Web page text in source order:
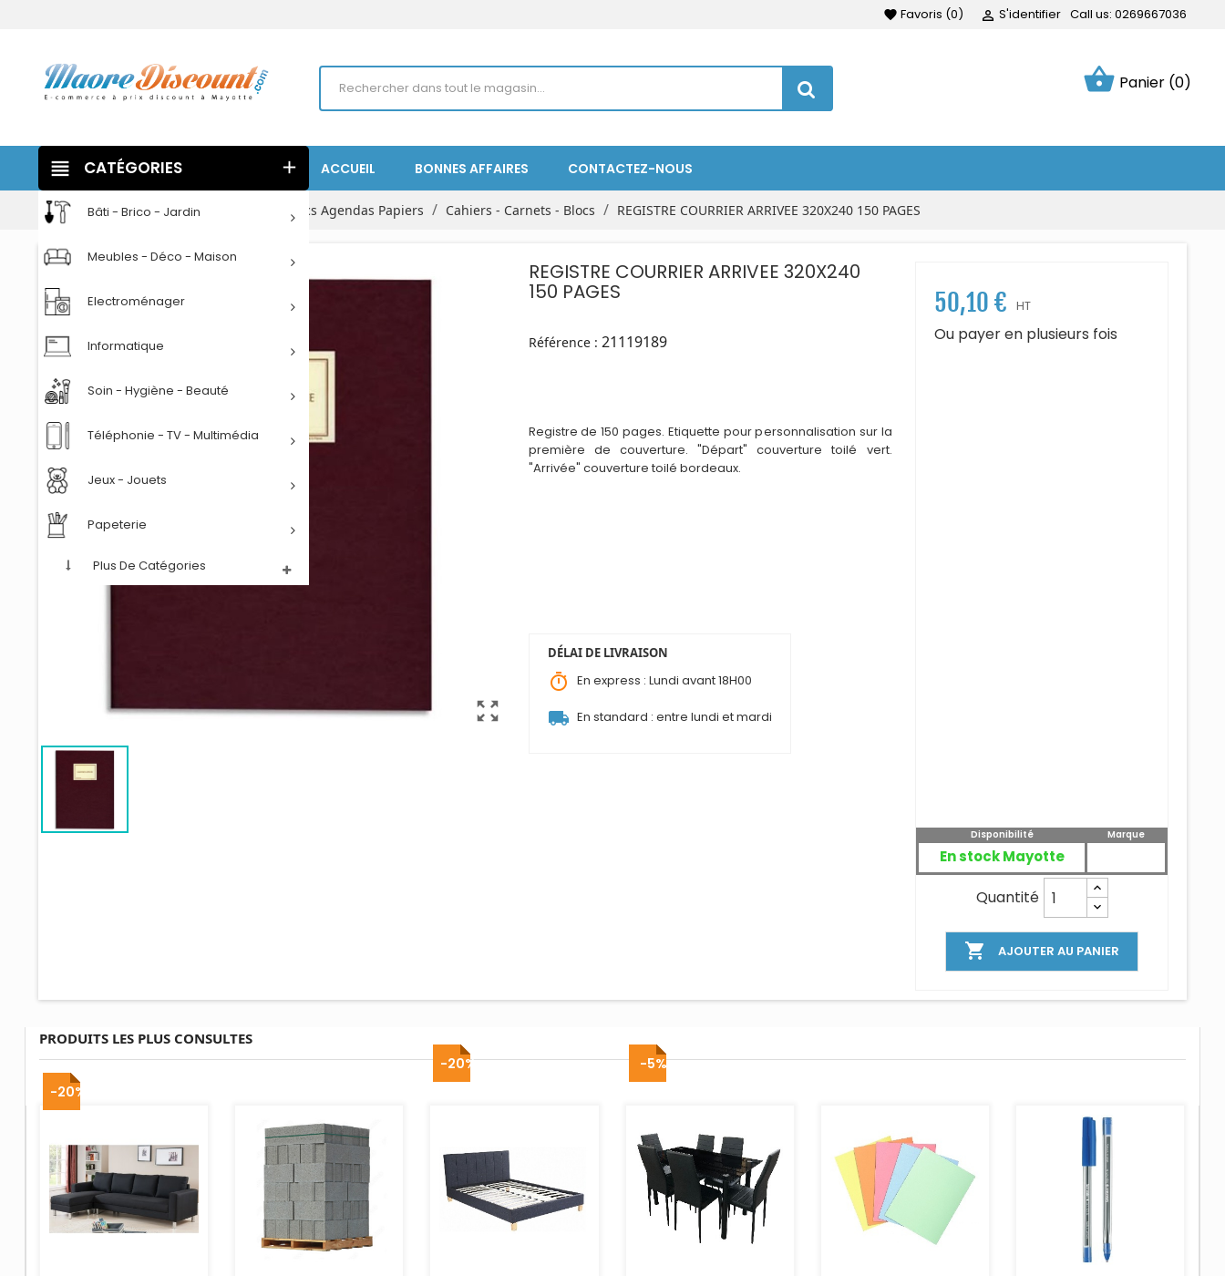
favorite Favoris (0)  S'identifier Call us: 0269667036
shopping_basket Panier (0)
ACCUEIL BONNES AFFAIRES CONTACTEZ-NOUS
view_headline CATÉGORIES add
Bâti - Brico - Jardin
Meubles - Déco - Maison
Electroménager
Informatique
Soin - Hygiène - Beauté
Téléphonie - TV - Multimédia
Jeux - Jouets
Papeterie
Plus De Catégories
Accueil Papeterie Cahiers Carnets Blocs Agendas Papiers Cahiers - Carnets - Blocs REGISTRE COURRIER ARRIVEE 320X240 150 PAGES
zoom_out_map
REGISTRE COURRIER ARRIVEE 320X240
150 PAGES
Référence : 21119189
Registre de 150 pages. Etiquette pour personnalisation sur la
première de couverture. "Départ" couverture toilé vert.
"Arrivée" couverture toilé bordeaux.
DÉLAI DE LIVRAISON
timer En express : Lundi avant 18H00
local_shipping En standard : entre lundi et mardi
50,10 € HT
Ou payer en plusieurs fois
Disponibilité
En stock Mayotte
Marque
Quantité
 AJOUTER AU PANIER
PRODUITS LES PLUS CONSULTES
-20%
-20% -5%